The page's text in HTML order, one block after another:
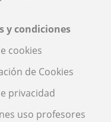
y condiciones
cookies
de Cookies
privacidad
uso profesores